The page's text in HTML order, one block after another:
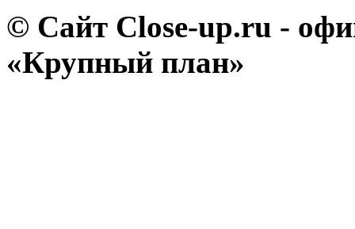
© Сайт Close-up.ru -
«Крупный план»